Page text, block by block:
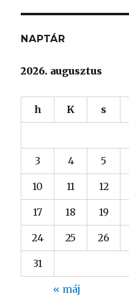
kifejezésre:
NAPTÁR
2026. augusztus
h K s
3 4 5
10 11 12
17 18 19
24 25 26
31
« máj